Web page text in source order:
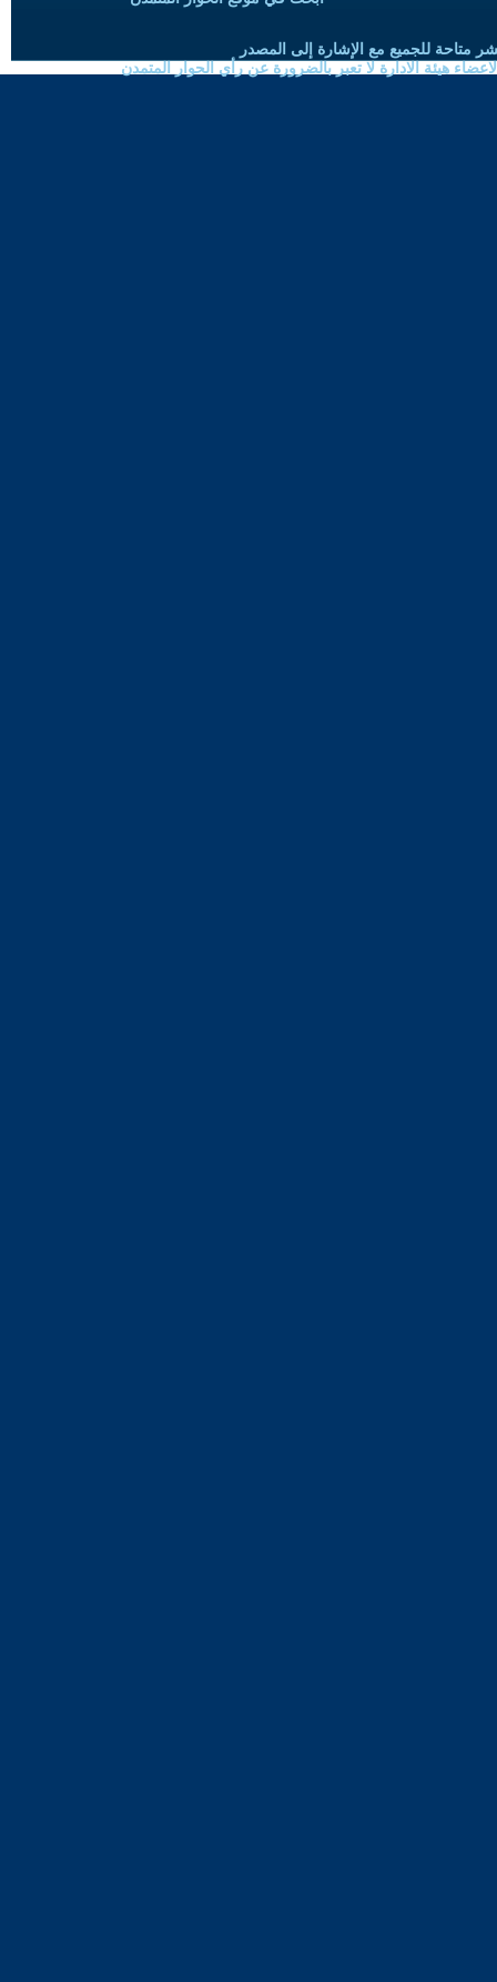
متاحة للجميع مع الإشارة إلى المصدر
هيئة الادارة لا تعبر بالضرورة عن رأي الحوار المتمدن